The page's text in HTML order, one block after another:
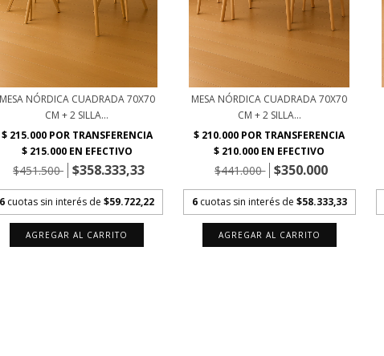
MESA NÓRDICA CUADRADA 70X70
CM + 2 SILLA...
$451.500 $358.333,33
6 cuotas sin interés de$59.722,22
AGREGAR AL CARRITO
MESA NÓRDICA CUADRADA 70X70
CM + 2 SILLA...
$441.000 $350.000
6 cuotas sin interés de $58.333,33
AGREGAR AL CARRITO